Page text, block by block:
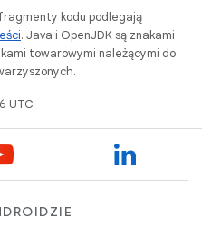
kodu podlegają
. Java i OpenJDK są znakami
towarowymi należącymi do
UTC.